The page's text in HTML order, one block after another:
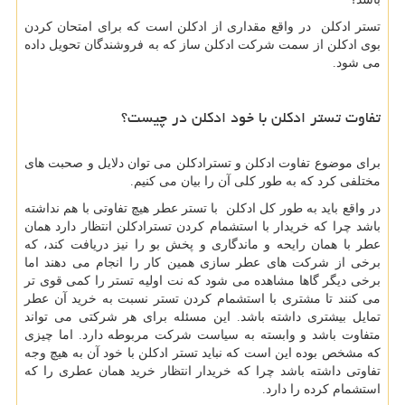
تستر ادکلن در واقع مقداری از ادکلن است که برای امتحان کردن
بوی ادکلن از سمت شرکت ادکلن ساز که به فروشندگان تحویل داده
می شود.
تفاوت تستر ادکلن با خود ادکلن در چیست؟
برای موضوع تفاوت ادکلن و تسترادکلن می توان دلایل و صحبت های
مختلفی کرد که به طور کلی آن را بیان می کنیم.
در واقع باید به طور کل ادکلن با تستر عطر هیچ تفاوتی با هم نداشته
باشد چرا که خریدار با استشمام کردن تسترادکلن انتظار دارد همان
عطر با همان رایحه و ماندگاری و پخش بو را نیز دریافت کند، که
برخی از شرکت های عطر سازی همین کار را انجام می دهند اما
برخی دیگر گاها مشاهده می شود که نت اولیه تستر را کمی قوی تر
می کنند تا مشتری با استشمام کردن تستر نسبت به خرید آن عطر
تمایل بیشتری داشته باشد. این مسئله برای هر شرکتی می تواند
متفاوت باشد و وابسته به سیاست شرکت مربوطه دارد. اما چیزی
که مشخص بوده این است که نباید تستر ادکلن با خود آن به هیچ وجه
تفاوتی داشته باشد چرا که خریدار انتظار خرید همان عطری را که
استشمام کرده را دارد.